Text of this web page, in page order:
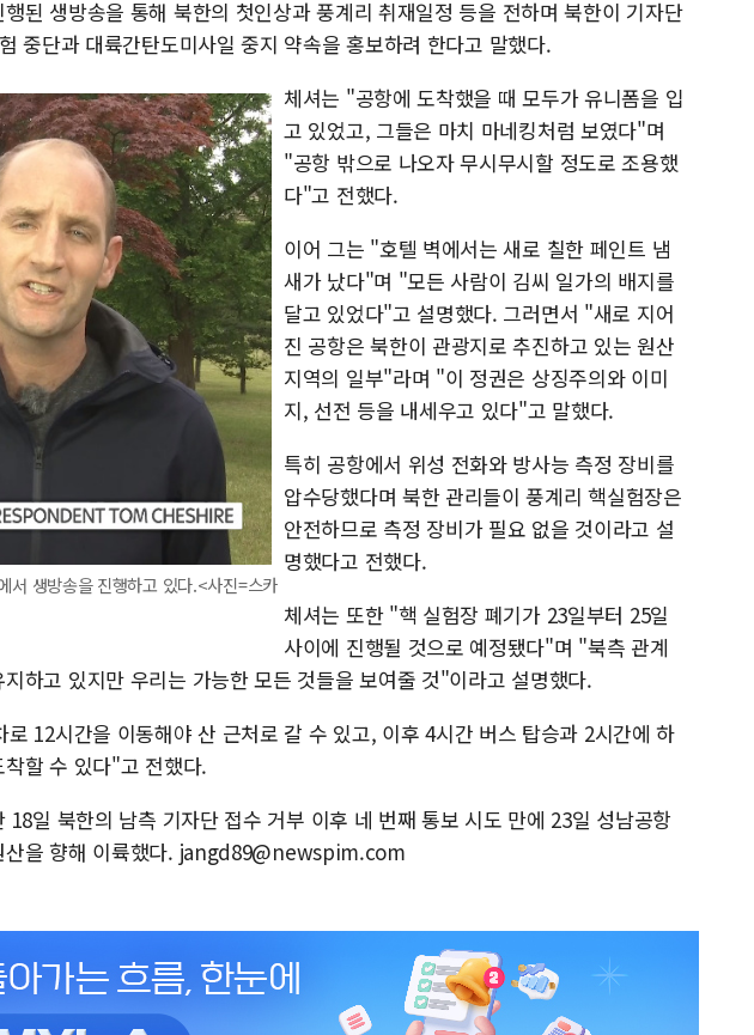
된 생방송을 통해 북한의 첫인상과 풍계리 취재일정 등을 전하며 북한이 기자단
중단과 대륙간탄도미사일 중지 약속을 홍보하려 한다고 말했다.
서 생방송을 진행하고 있다.<사진=스카
체셔는 "공항에 도착했을 때 모두가 유니폼을 입
고 있었고, 그들은 마치 마네킹처럼 보였다"며
"공항 밖으로 나오자 무시무시할 정도로 조용했
다"고 전했다.
이어 그는 "호텔 벽에서는 새로 칠한 페인트 냄
새가 났다"며 "모든 사람이 김씨 일가의 배지를
달고 있었다"고 설명했다. 그러면서 "새로 지어
진 공항은 북한이 관광지로 추진하고 있는 원산
지역의 일부"라며 "이 정권은 상징주의와 이미
지, 선전 등을 내세우고 있다"고 말했다.
특히 공항에서 위성 전화와 방사능 측정 장비를
압수당했다며 북한 관리들이 풍계리 핵실험장은
안전하므로 측정 장비가 필요 없을 것이라고 설
명했다고 전했다.
체셔는 또한 "핵 실험장 폐기가 23일부터 25일
사이에 진행될 것으로 예정됐다"며 "북측 관계
하고 있지만 우리는 가능한 모든 것들을 보여줄 것"이라고 설명했다.
12시간을 이동해야 산 근처로 갈 수 있고, 이후 4시간 버스 탑승과 2시간에 하
할 수 있다"고 전했다.
18일 북한의 남측 기자단 접수 거부 이후 네 번째 통보 시도 만에 23일 성남공항
산을 향해 이륙했다. jangd89@newspim.com